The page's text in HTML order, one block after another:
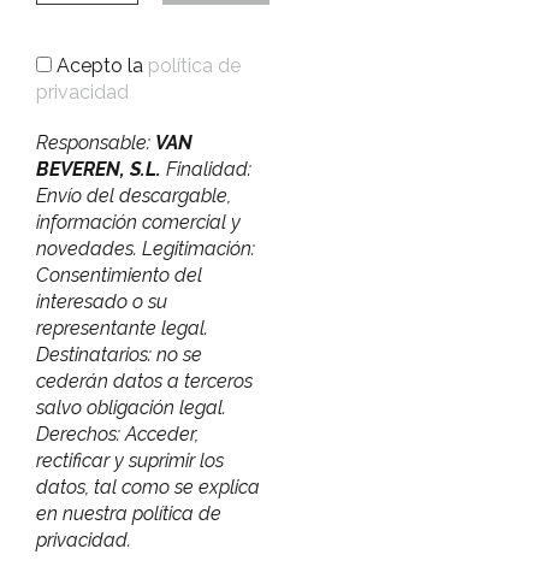
Acepto la política de
privacidad
Responsable: VAN
BEVEREN, S.L. Finalidad:
Envío del descargable,
información comercial y
novedades. Legitimación:
Consentimiento del
interesado o su
representante legal.
Destinatarios: no se
cederán datos a terceros
salvo obligación legal.
Derechos: Acceder,
rectificar y suprimir los
datos, tal como se explica
en nuestra política de
privacidad.